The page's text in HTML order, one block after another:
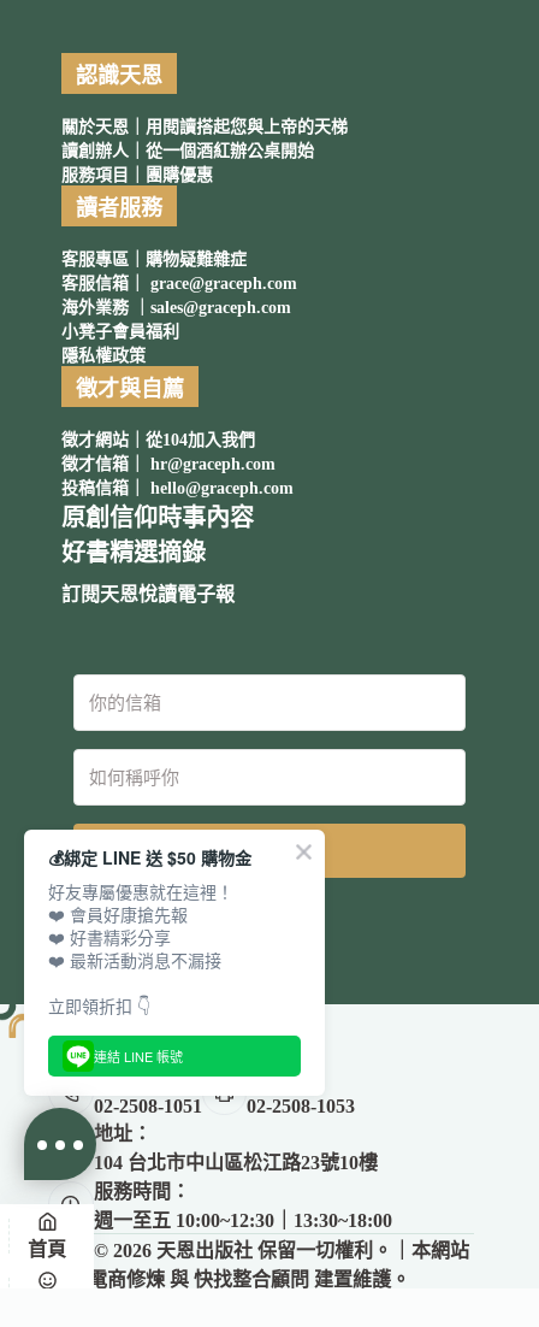
認識天恩
關於天恩｜用閱讀搭起您與上帝的天梯
讀創辦人｜從一個酒紅辦公桌開始
服務項目｜團購優惠
讀者服務
客服專區｜購物疑難雜症
客服信箱｜ grace@graceph.com
海外業務 ｜ sales@graceph.com
小凳子會員福利
隱私權政策
徵才與自薦
徵才網站｜從104加入我們
徵才信箱｜ hr@graceph.com
投稿信箱｜ hello@graceph.com
原創信仰時事內容
好書精選摘錄
訂閱天恩悅讀電子報
立即訂閱
電話：
02-2508-1051
傳真：
02-2508-1053
地址：
104 台北市中山區松江路23號10樓
服務時間：
週一至五 10:00~12:30｜13:30~18:00
Copyright © 2026 天恩出版社 保留一切權利。｜本網站
電商修煉 與快找整合顧問 建置維護。
首頁
💰綁定 LINE 送 $50 購物金
好友專屬優惠就在這裡！
❤️ 會員好康搶先報
❤️ 好書精彩分享
❤️ 最新活動消息不漏接
立即領折扣 👇
連結 LINE 帳號